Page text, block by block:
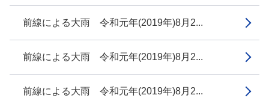
前線による大雨 令和元年(2019年)8月2...
前線による大雨 令和元年(2019年)8月2...
前線による大雨 令和元年(2019年)8月2...